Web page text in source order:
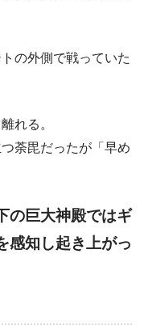
の外側で戦っていた
れる。
荼毘だったが「早め
の巨大神殿ではギ
感知し起き上がっ